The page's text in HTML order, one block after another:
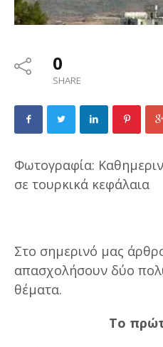
0
SHARE
Φωτογραφία:
σε τουρκικά κεφάλαια
Στο σημερινό μας
απασχολήσουν δύο
θέματα.
Το